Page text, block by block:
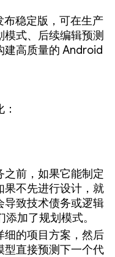
稳定版，可在生产
式、后续编辑预测
建高质量的 Android
前，如果它能制定
果不先进行设计，就
导致技术债务或逻辑
加了规划模式。
细的项目方案，然后
型直接预测下一个代